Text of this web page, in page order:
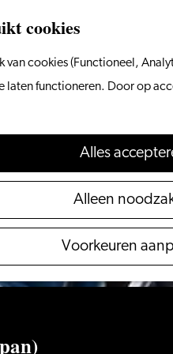
cookies
van cookies (Functioneel,
functioneren. Door op
Alles
Alleen
Voorkeuren
beschikbaar. Bekijk